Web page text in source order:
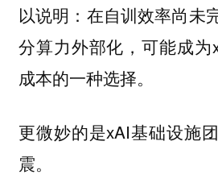
以说明：在自训效率尚未
分算力外部化，可能成
成本的一种选择。
更微妙的是xAI基础设施
震。